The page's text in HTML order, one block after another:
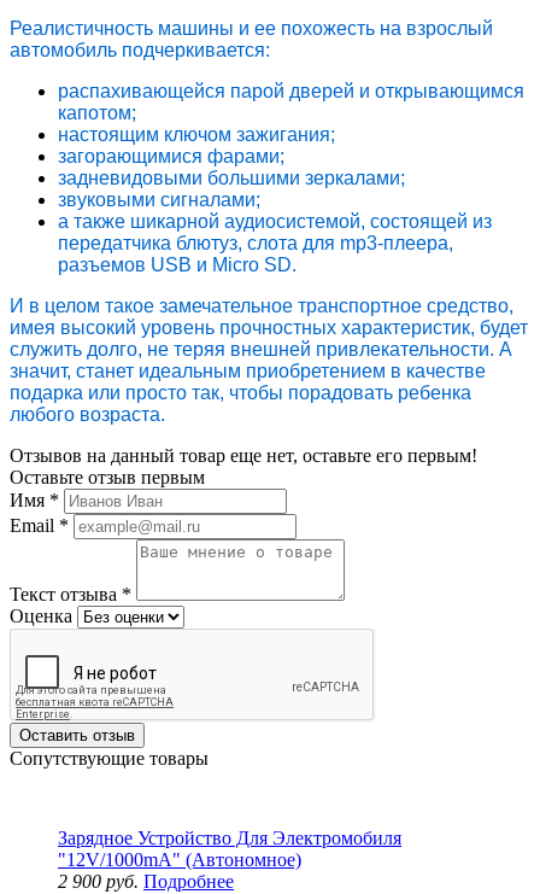
Реалистичность машины и ее похожесть на взрослый
автомобиль подчеркивается:
распахивающейся парой дверей и открывающимся
капотом;
настоящим ключом зажигания;
загорающимися фарами;
задневидовыми большими зеркалами;
звуковыми сигналами;
а также шикарной аудиосистемой, состоящей из
передатчика блютуз, слота для mp3-плеера,
разъемов USB и Micro SD.
И в целом такое замечательное транспортное средство,
имея высокий уровень прочностных характеристик, будет
служить долго, не теряя внешней привлекательности. А
значит, станет идеальным приобретением в качестве
подарка или просто так, чтобы порадовать ребенка
любого возраста.
Отзывов на данный товар еще нет, оставьте его первым!
Оставьте отзыв первым
Имя *
Email *
Текст отзыва *
Оценка
Оставить отзыв
Сопутствующие товары
Зарядное Устройство Для Электромобиля
"12V/1000mA" (Автономное)
2 900 руб. Подробнее